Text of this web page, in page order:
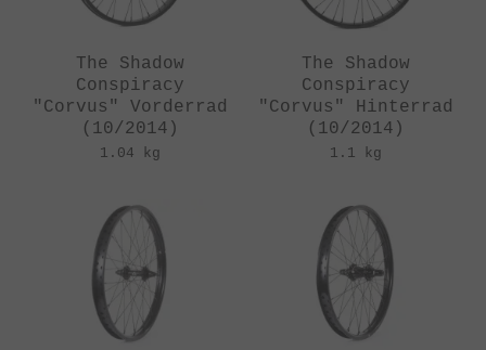
The Shadow
Conspiracy
"Corvus" Vorderrad
(10/2014)
1.04 kg
The Shadow
Conspiracy
"Corvus" Hinterrad
(10/2014)
1.1 kg